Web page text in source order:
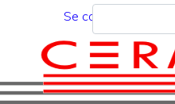
Menu du
Se connecter
Rechercher